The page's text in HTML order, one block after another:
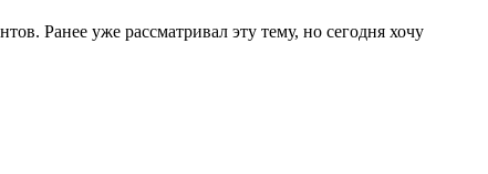
Ранее уже рассматривал эту тему, но сегодня хочу